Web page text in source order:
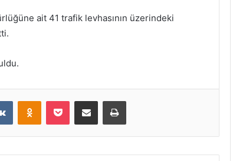
ait 41 trafik levhasının üzerindeki
VKontakteOdnoklassniki
Pocket E-Posta ile paylaş Yazdır